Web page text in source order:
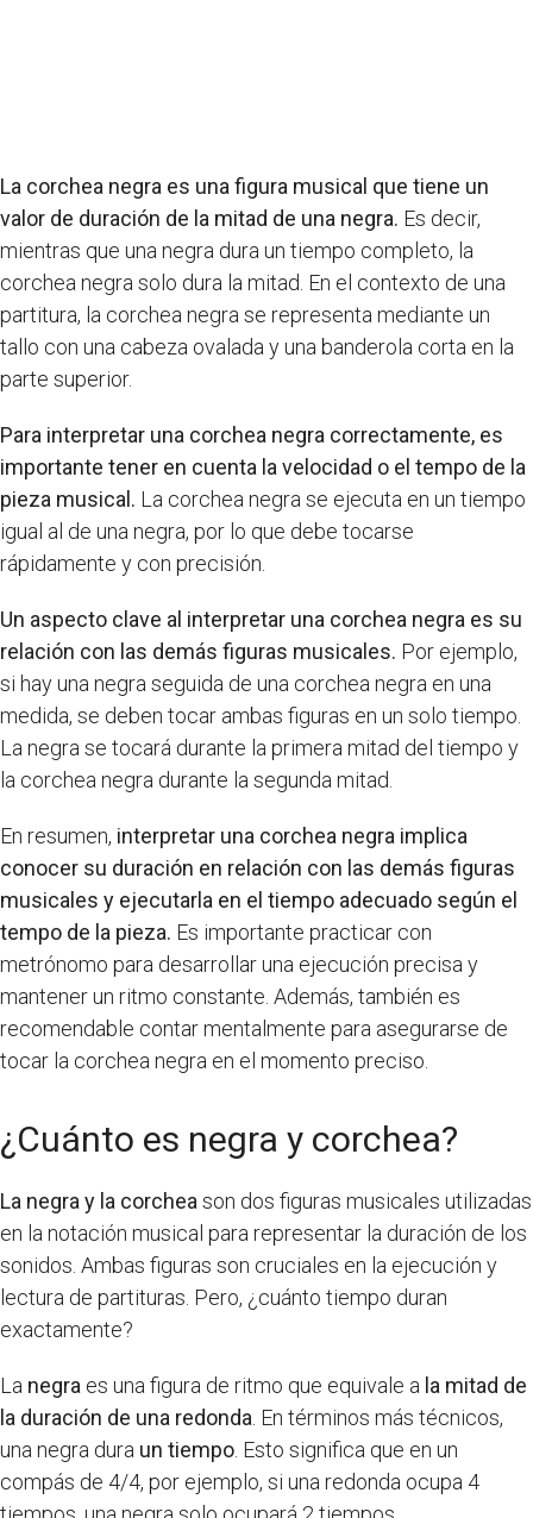
La corchea negra es una figura musical que tiene un
valor de duración de la mitad de una negra. Es decir,
mientras que una negra dura un tiempo completo, la
corchea negra solo dura la mitad. En el contexto de una
partitura, la corchea negra se representa mediante un
tallo con una cabeza ovalada y una banderola corta en la
parte superior.
Para interpretar una corchea negra correctamente, es
importante tener en cuenta la velocidad o el tempo de la
pieza musical. La corchea negra se ejecuta en un tiempo
igual al de una negra, por lo que debe tocarse
rápidamente y con precisión.
Un aspecto clave al interpretar una corchea negra es su
relación con las demás figuras musicales. Por ejemplo,
si hay una negra seguida de una corchea negra en una
medida, se deben tocar ambas figuras en un solo tiempo.
La negra se tocará durante la primera mitad del tiempo y
la corchea negra durante la segunda mitad.
En resumen, interpretar una corchea negra implica
conocer su duración en relación con las demás figuras
musicales y ejecutarla en el tiempo adecuado según el
tempo de la pieza. Es importante practicar con
metrónomo para desarrollar una ejecución precisa y
mantener un ritmo constante. Además, también es
recomendable contar mentalmente para asegurarse de
tocar la corchea negra en el momento preciso.
¿Cuánto es negra y corchea?
La negra y la corchea son dos figuras musicales utilizadas
en la notación musical para representar la duración de los
sonidos. Ambas figuras son cruciales en la ejecución y
lectura de partituras. Pero, ¿cuánto tiempo duran
exactamente?
La negra es una figura de ritmo que equivale a la mitad de
la duración de una redonda . En términos más técnicos,
una negra dura un tiempo . Esto significa que en un
compás de 4/4, por ejemplo, si una redonda ocupa 4